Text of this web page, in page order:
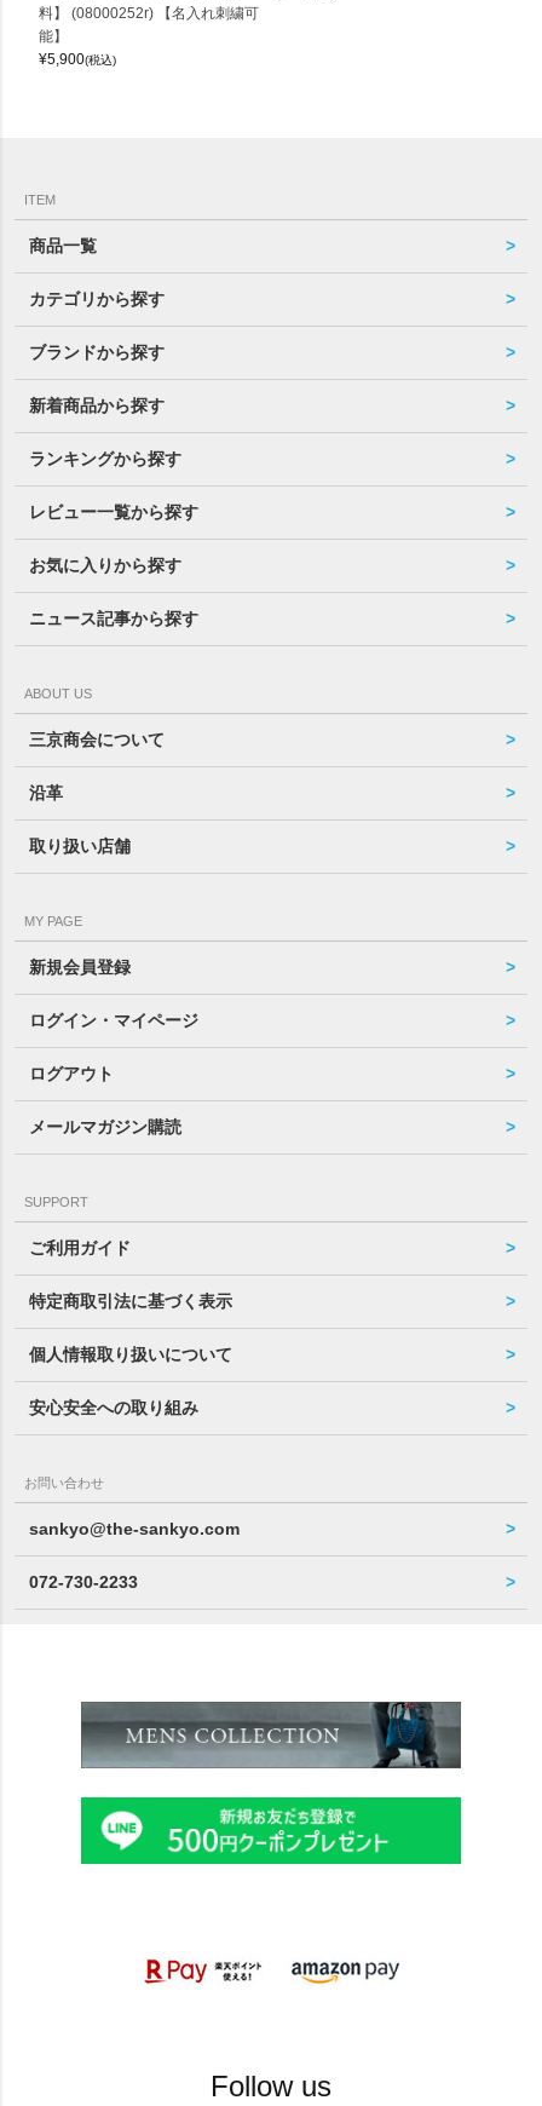
料】 (08000252r) 【名入れ刺繍可
能】
¥5,900(税込)
ITEM
商品一覧
カテゴリから探す
ブランドから探す
新着商品から探す
ランキングから探す
レビュー一覧から探す
お気に入りから探す
ニュース記事から探す
ABOUT US
三京商会について
沿革
取り扱い店舗
MY PAGE
新規会員登録
ログイン・マイページ
ログアウト
メールマガジン購読
SUPPORT
ご利用ガイド
特定商取引法に基づく表示
個人情報取り扱いについて
安心安全への取り組み
お問い合わせ
sankyo@the-sankyo.com
072-730-2233
Follow us